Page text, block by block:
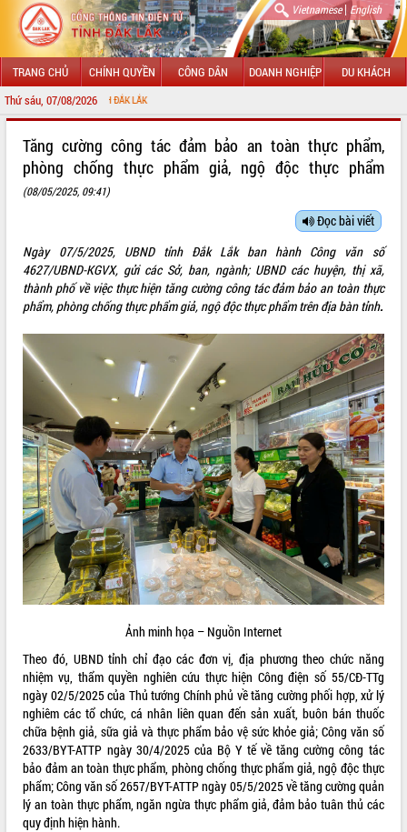
Vietnamese| English
TRANG CHỦ CHÍNH QUYỀN CÔNG DÂN DOANH NGHIỆP DU KHÁCH
Thứ sáu, 07/08/2026
LÃNH ĐẠO UBND TỈNH
SỞ, BAN, NGÀNH
UBND CÁC XÃ, PHƯỜNG
HỆ THỐNG VĂN BẢN
VĂN BẢN HĐND TỈNH
ĐIỂM TIN VĂN BẢN
QUY HOẠCH - KẾ HOẠCH
Tăng cường công tác đảm bảo an toàn thực phẩm,
phòng chống thực phẩm giả, ngộ độc thực phẩm
(08/05/2025, 09:41)
Đọc bài viết
Ngày 07/5/2025, UBND tỉnh Đắk Lắk ban hành Công văn số
4627/UBND-KGVX, gửi các Sở, ban, ngành; UBND các huyện, thị xã,
thành phố về việc thực hiện tăng cường công tác đảm bảo an toàn thực
phẩm, phòng chống thực phẩm giả, ngộ độc thực phẩm trên địa bàn tỉnh.
Ảnh minh họa – Nguồn Internet
Theo đó, UBND tỉnh chỉ đạo các đơn vị, địa phương theo chức năng
nhiệm vụ, thẩm quyền nghiên cứu thực hiện Công điện số 55/CĐ-TTg
ngày 02/5/2025 của Thủ tướng Chính phủ về tăng cường phối hợp, xử lý
nghiêm các tổ chức, cá nhân liên quan đến sản xuất, buôn bán thuốc
chữa bệnh giả, sữa giả và thực phẩm bảo vệ sức khỏe giả; Công văn số
2633/BYT-ATTP ngày 30/4/2025 của Bộ Y tế về tăng cường công tác
bảo đảm an toàn thực phẩm, phòng chống thực phẩm giả, ngộ độc thực
phẩm; Công văn số 2657/BYT-ATTP ngày 05/5/2025 về tăng cường quản
lý an toàn thực phẩm, ngăn ngừa thực phẩm giả, đảm bảo tuân thủ các
quy định hiện hành.